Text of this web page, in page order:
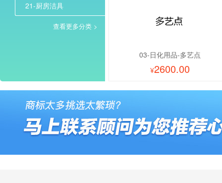
21-厨房洁具
查看更多分类 >
03-日化用品-多艺点
¥2600.00